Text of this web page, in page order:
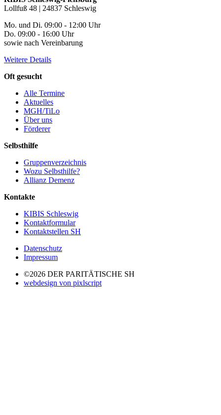
Lollfuß 48 | 24837 Schleswig
Mo. und Di. 09:00 - 12:00 Uhr
Do. 09:00 - 16:00 Uhr
sowie nach Vereinbarung
Weitere Details
Oft gesucht
Alle Termine
Aktuelles
MGH/TiLo
Über uns
Förderer
Selbsthilfe
Gruppenverzeichnis
Wozu Selbsthilfe?
Allianz Demenz
Kontakte
KIBIS Schleswig
Kontaktformular
Kontaktstellen SH
Datenschutz
Impressum
©2026 DER PARITÄTISCHE SH
webdesign von pixlscript